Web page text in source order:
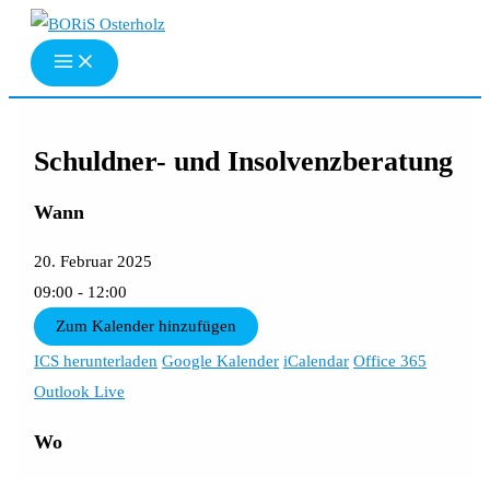
Zum
Inhalt
springen
Schuldner- und Insolvenzberatung
Wann
20. Februar 2025
09:00 - 12:00
Zum Kalender hinzufügen
ICS herunterladen Google Kalender iCalendar Office 365
Outlook Live
Wo